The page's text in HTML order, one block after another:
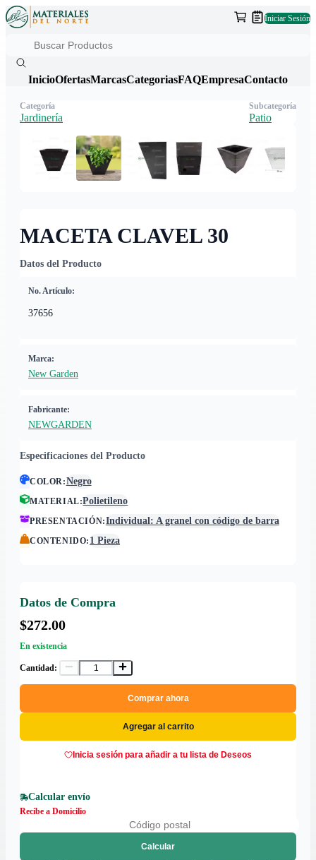
Iniciar Sesión
InicioOfertasMarcasCategoriasFAQEmpresaContacto
MACETA CLAVEL 30
Datos del Producto
No. Artículo:
37656
Marca:
New Garden
Fabricante:
NEWGARDEN
Especificaciones del Producto
COLOR:Negro
MATERIAL:Polietileno
PRESENTACIÓN:Individual: A granel con código de barra
CONTENIDO: 1 Pieza
Datos de Compra
$272.00
En existencia
Cantidad:
Comprar ahora
Agregar al carrito
Inicia sesión para añadir a tu lista de Deseos
Calcular envío
Recibe a Domicilio
Calcular
Categoría
Jardinería
Subcategoría
Patio